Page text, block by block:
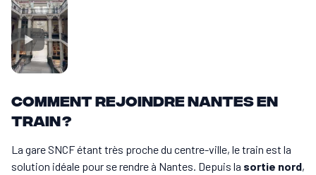
Comment rejoindre Nantes en
train ?
La gare SNCF étant très proche du centre-ville, le train est la
solution idéale pour se rendre à Nantes. Depuis la sortie nord,